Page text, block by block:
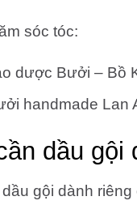
sóc tóc:
dược Bưởi – Bồ
handmade Lan
dầu gội
gội dành